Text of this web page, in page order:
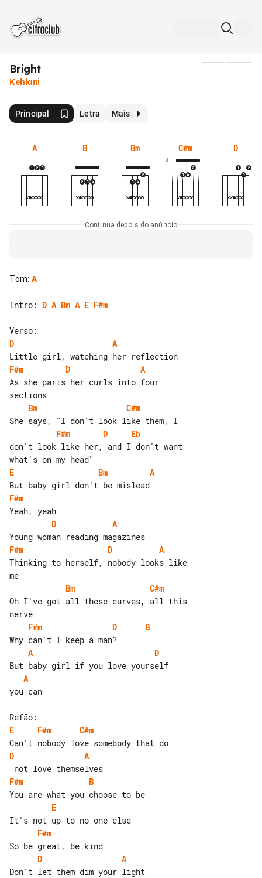
Bright
Kehlani
Principal Letra Mais
A B Bm C#m
4
D
Continua depois do anúncio
Tom: A
Intro: D A Bm A E F#m
D
A
F#m
D
A
As she parts her curls into four
Bm
C#m
F#m
D
Eb
don't look like her, and I don't want
E
Bm
A
F#m
D
A
F#m
D
A
Thinking to herself, nobody looks like
Bm
C#m
Oh I've got all these curves, all this
F#m
D
B
A
D
A
you can
E
F#m
C#m
D
A
F#m
B
E
F#m
D
A